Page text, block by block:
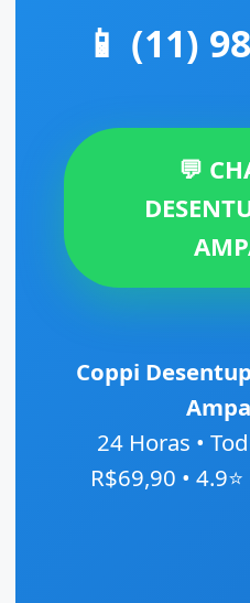
📱 (11)
💬
Coppi
24 Horas •
R$69,90 •